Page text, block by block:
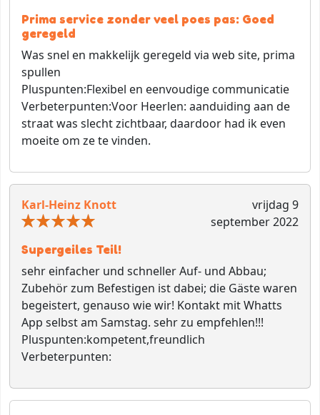
Prima service zonder veel poes pas: Goed
geregeld
Was snel en makkelijk geregeld via web site, prima
spullen
Pluspunten:Flexibel en eenvoudige communicatie
Verbeterpunten:Voor Heerlen: aanduiding aan de
straat was slecht zichtbaar, daardoor had ik even
moeite om ze te vinden.
Karl-Heinz Knott
vrijdag 9
september 2022
Supergeiles Teil!
sehr einfacher und schneller Auf- und Abbau;
Zubehör zum Befestigen ist dabei; die Gäste waren
begeistert, genauso wie wir! Kontakt mit Whatts
App selbst am Samstag. sehr zu empfehlen!!!
Pluspunten:kompetent,freundlich
Verbeterpunten: